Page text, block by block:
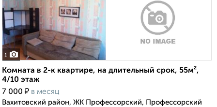
1
Комната в 2-к квартире, на длительный срок, 55м²,
4/10 этаж
7 000 ₽ в месяц
Вахитовский район, ЖК Профессорский, Профессорский